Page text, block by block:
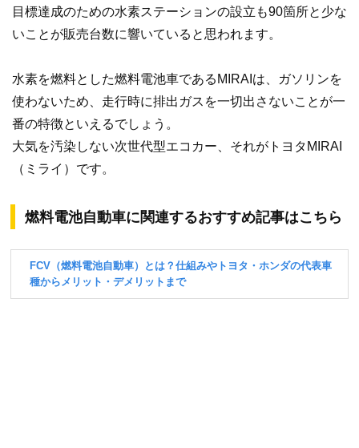
目標達成のための水素ステーションの設立も90箇所と少な
いことが販売台数に響いていると思われます。
水素を燃料とした燃料電池車であるMIRAIは、ガソリンを
使わないため、走行時に排出ガスを一切出さないことが一
番の特徴といえるでしょう。
大気を汚染しない次世代型エコカー、それがトヨタMIRAI
（ミライ）です。
燃料電池自動車に関連するおすすめ記事はこちら